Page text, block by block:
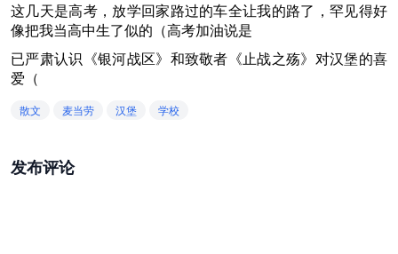
这几天是高考，放学回家路过的车全让我的路了，罕见得好
像把我当高中生了似的（高考加油说是
已严肃认识《银河战区》和致敬者《止战之殇》对汉堡的喜
爱（
散文 麦当劳 汉堡 学校
发布评论